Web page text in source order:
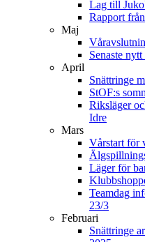
Lag till
Rapport
Maj
Senaste
April
Snättringe
StOF:s
Riksläger
Idre
Mars
Vårstart för
Läger för
Teamdag
23/3
Februari
Snättringe